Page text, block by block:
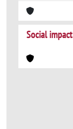
Social impact